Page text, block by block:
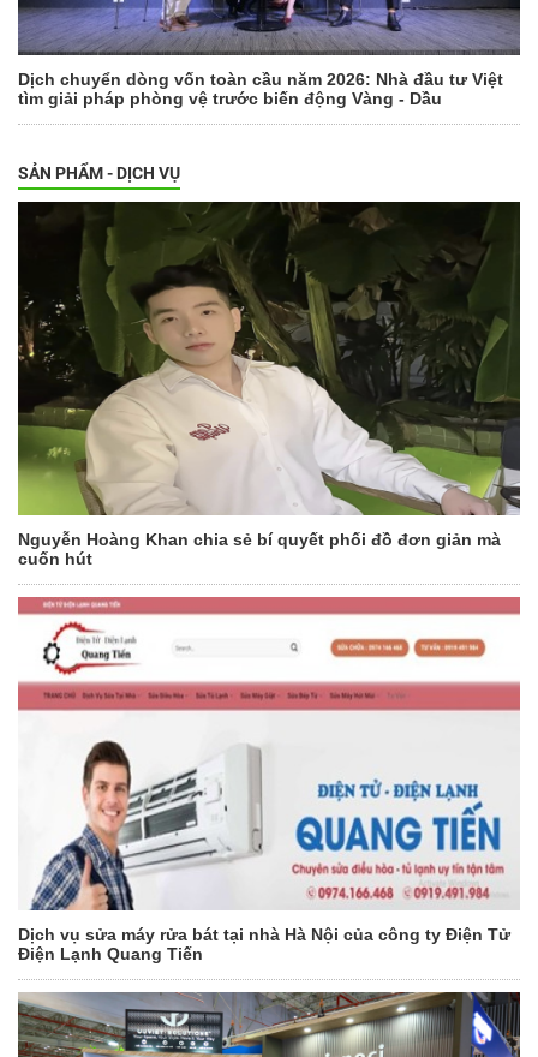
Dịch chuyển dòng vốn toàn cầu năm 2026: Nhà đầu tư Việt
tìm giải pháp phòng vệ trước biến động Vàng - Dầu
SẢN PHẨM - DỊCH VỤ
Nguyễn Hoàng Khan chia sẻ bí quyết phối đồ đơn giản mà
cuốn hút
Dịch vụ sửa máy rửa bát tại nhà Hà Nội của công ty Điện Tử
Điện Lạnh Quang Tiến